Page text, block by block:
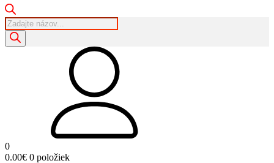
Products
search
0
0.00€ 0 položiek